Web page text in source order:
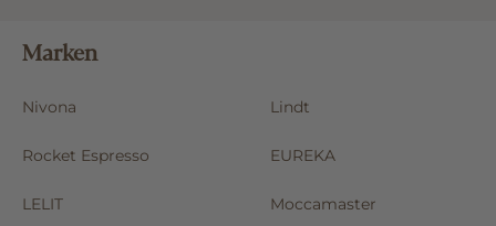
Marken
Nivona Lindt
Rocket Espresso EUREKA
LELIT Moccamaster